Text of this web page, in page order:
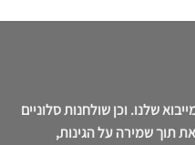
שלנו. וכן שולחנות סלוניים
תוך שמירה על הגינות,